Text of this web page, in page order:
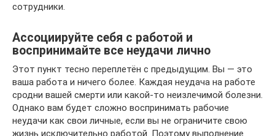
сотрудники.
Ассоциируйте себя с работой и
воспринимайте все неудачи лично
Этот пункт тесно переплетён с предыдущим. Вы — это
ваша работа и ничего более. Каждая неудача на работе
сродни вашей смерти или какой‑то неизлечимой болезни.
Однако вам будет сложно воспринимать рабочие
неудачи как свои личные, если вы не ограничите свою
жизнь исключительно работой. Поэтому выполнение